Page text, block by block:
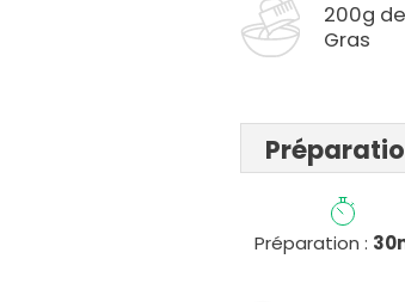
200g
Gras
Préparation :